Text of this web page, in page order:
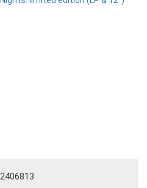
2406813